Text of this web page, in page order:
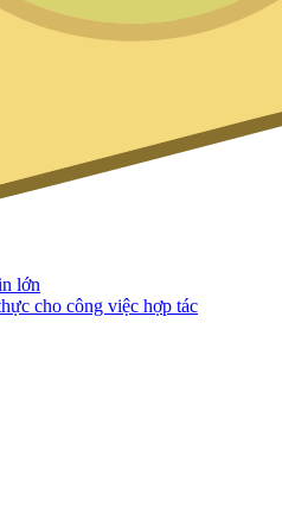
lớn
cho công việc hợp tác